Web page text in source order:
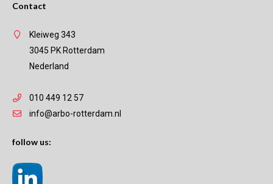
Contact
Kleiweg 343
3045 PK Rotterdam
Nederland
010 449 12 57
info@arbo-rotterdam.nl
follow us: